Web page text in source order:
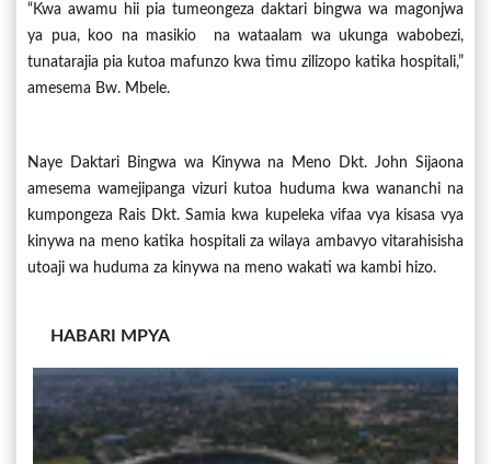
“Kwa awamu hii pia tumeongeza daktari bingwa wa magonjwa
ya pua, koo na masikio na wataalam wa ukunga wabobezi,
tunatarajia pia kutoa mafunzo kwa timu zilizopo katika hospitali,”
amesema Bw. Mbele.
Naye Daktari Bingwa wa Kinywa na Meno Dkt. John Sijaona
amesema wamejipanga vizuri kutoa huduma kwa wananchi na
kumpongeza Rais Dkt. Samia kwa kupeleka vifaa vya kisasa vya
kinywa na meno katika hospitali za wilaya ambavyo vitarahisisha
utoaji wa huduma za kinywa na meno wakati wa kambi hizo.
HABARI MPYA